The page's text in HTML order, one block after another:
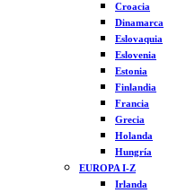
Croacia
Dinamarca
Eslovaquia
Eslovenia
Estonia
Finlandia
Francia
Grecia
Holanda
Hungría
EUROPA I-Z
Irlanda